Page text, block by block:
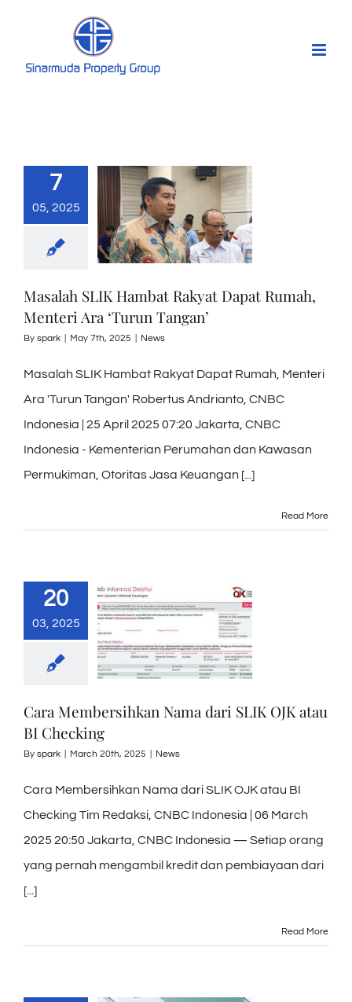
content
7
05, 2025
Masalah SLIK Hambat Rakyat Dapat Rumah,
Menteri Ara ‘Turun Tangan’
By spark May 7th, 2025 News
Masalah SLIK Hambat Rakyat Dapat Rumah, Menteri
Ara 'Turun Tangan' Robertus Andrianto, CNBC
Indonesia | 25 April 2025 07:20 Jakarta, CNBC
Indonesia - Kementerian Perumahan dan Kawasan
Permukiman, Otoritas Jasa Keuangan [...]
Read More
20
03, 2025
Cara Membersihkan Nama dari SLIK OJK atau
BI Checking
By spark March 20th, 2025 News
Cara Membersihkan Nama dari SLIK OJK atau BI
Checking Tim Redaksi, CNBC Indonesia | 06 March
2025 20:50 Jakarta, CNBC Indonesia — Setiap orang
yang pernah mengambil kredit dan pembiayaan dari
[...]
Read More